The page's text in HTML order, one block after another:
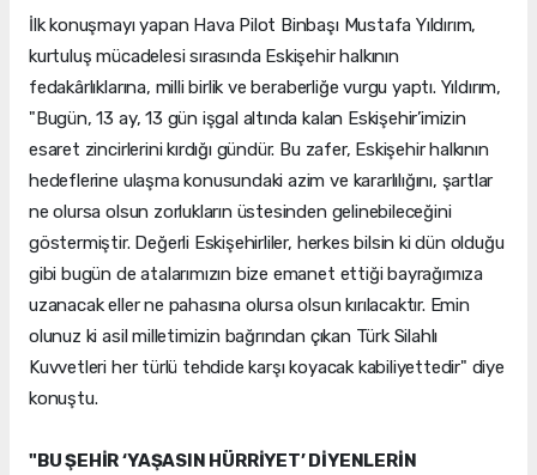
İlk konuşmayı yapan Hava Pilot Binbaşı Mustafa Yıldırım,
kurtuluş mücadelesi sırasında Eskişehir halkının
fedakârlıklarına, milli birlik ve beraberliğe vurgu yaptı. Yıldırım,
"Bugün, 13 ay, 13 gün işgal altında kalan Eskişehir’imizin
esaret zincirlerini kırdığı gündür. Bu zafer, Eskişehir halkının
hedeflerine ulaşma konusundaki azim ve kararlılığını, şartlar
ne olursa olsun zorlukların üstesinden gelinebileceğini
göstermiştir. Değerli Eskişehirliler, herkes bilsin ki dün olduğu
gibi bugün de atalarımızın bize emanet ettiği bayrağımıza
uzanacak eller ne pahasına olursa olsun kırılacaktır. Emin
olunuz ki asil milletimizin bağrından çıkan Türk Silahlı
Kuvvetleri her türlü tehdide karşı koyacak kabiliyettedir" diye
konuştu.
"BU ŞEHİR ‘YAŞASIN HÜRRİYET’ DİYENLERİN